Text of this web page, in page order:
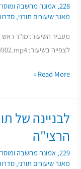
228
,אמונה מחשבה ומוסר
מאגר שיעורים תורני,
מעביר השיעור: מו"ר ראש
לצפייה בשיעור: http://files.hakotel.org.il/shiurim/24902.mp4
תורה
רכ"ח
Read More »
לבניינה של
הרצי"ה
229
,אמונה מחשבה ומוסר
מאגר שיעורים תורני,
לבניינה
תורה
חלק